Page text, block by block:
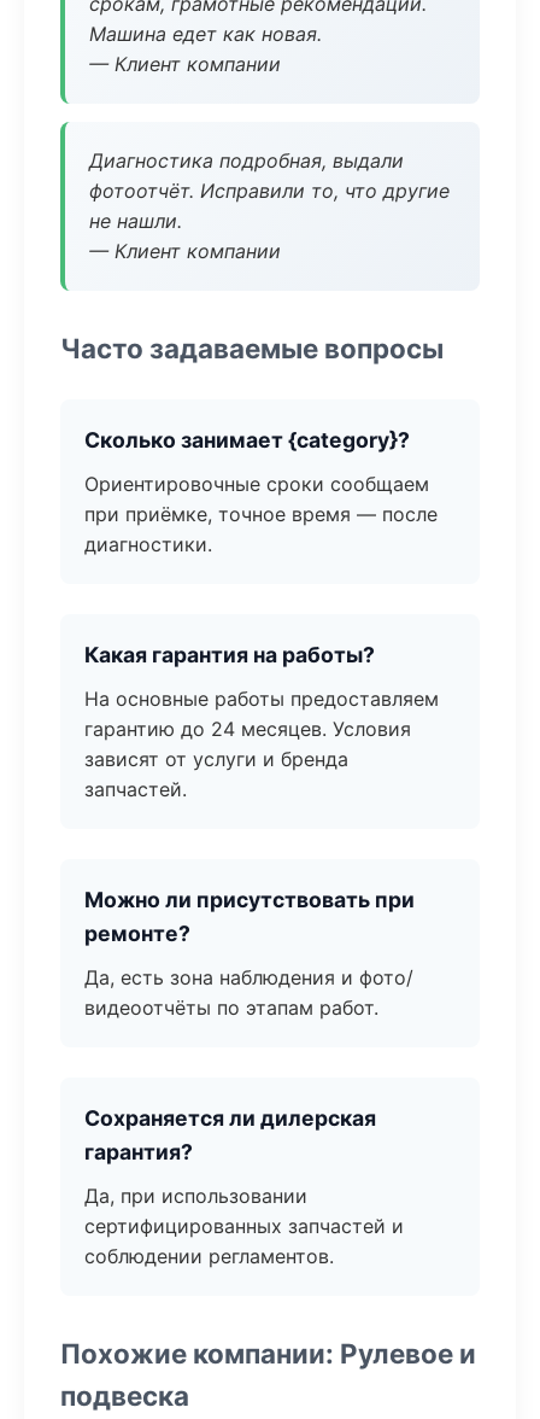
Машина едет как новая.
— Клиент компании
Диагностика подробная, выдали
фотоотчёт. Исправили то, что другие
не нашли.
— Клиент компании
Часто задаваемые вопросы
Сколько занимает {category}?
Ориентировочные сроки сообщаем
при приёмке, точное время — после
диагностики.
Какая гарантия на работы?
На основные работы предоставляем
гарантию до 24 месяцев. Условия
зависят от услуги и бренда
запчастей.
Можно ли присутствовать при
ремонте?
Да, есть зона наблюдения и фото/
видеоотчёты по этапам работ.
Сохраняется ли дилерская
гарантия?
Да, при использовании
сертифицированных запчастей и
соблюдении регламентов.
Похожие компании: Рулевое и
подвеска